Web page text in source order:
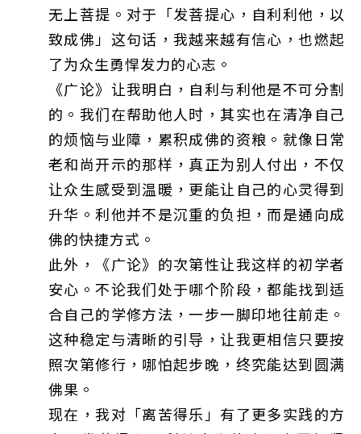
无上菩提。对于「发菩提心，自利利他，以
致成佛」这句话，我越来越有信心，也燃起
了为众生勇悍发力的心志。
《广论》让我明白，自利与利他是不可分割
的。我们在帮助他人时，其实也在清净自己
的烦恼与业障，累积成佛的资粮。就像日常
老和尚开示的那样，真正为别人付出，不仅
让众生感受到温暖，更能让自己的心灵得到
升华。利他并不是沉重的负担，而是通向成
佛的快捷方式。
此外，《广论》的次第性让我这样的初学者
安心。不论我们处于哪个阶段，都能找到适
合自己的学修方法，一步一脚印地往前走。
这种稳定与清晰的引导，让我更相信只要按
照次第修行，哪怕起步晚，终究能达到圆满
佛果。
现在，我对「离苦得乐」有了更多实践的方